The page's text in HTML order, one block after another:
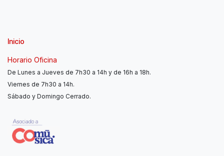
Inicio
Horario Oficina
De Lunes a Jueves de 7h30 a 14h y de 16h a 18h.
Viernes de 7h30 a 14h.
Sábado y Domingo Cerrado.